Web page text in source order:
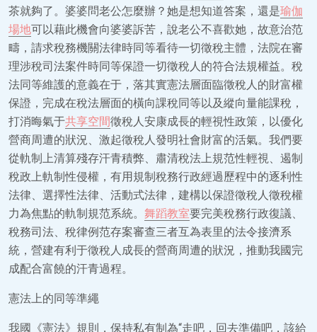
茶就夠了。婆婆問老公怎麼辦？她是想知道答案，還是瑜伽
場地可以藉此機會向婆婆訴苦，說老公不喜歡她，故意治范
疇，請求稅務機關法律時同等看待一切徵稅主體，法院在審
理涉稅司法案件時同等保證一切徵稅人的符合法規權益。稅
法同等維護的意義在于，落其實憲法層面臨徵稅人的財富權
保證，完成在稅法層面的橫向課稅同等以及縱向量能課稅，
打消晦氣于共享空間徵稅人安康成長的輕視性政策，以優化
營商周遭的狀況、激起徵稅人發明社會財富的活氣。我們要
從軌制上清算殘存汗青積弊、肅清稅法上規范性輕視、遏制
稅政上軌制性侵權，有用規制稅務行政經過歷程中的逐利性
法律、選擇性法律、活動式法律，建構以保證徵稅人徵稅權
力為焦點的軌制規范系統。 舞蹈教室要完美稅務行政復議、
稅務司法、稅律例范存案審查三者互為表里的法令接濟系
統，營建有利于徵稅人成長的營商周遭的狀況，推動我國完
成配合富饒的汗青過程。
憲法上的同等準繩
我國《憲法》規則，保持私有制為“走吧，回去準備吧，該給